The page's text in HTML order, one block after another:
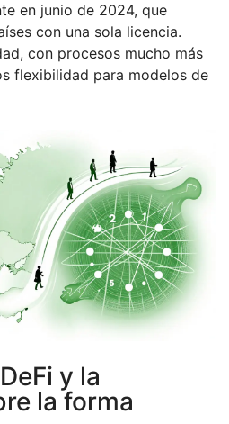
en junio de 2024, que
con una sola licencia.
con procesos mucho más
flexibilidad para modelos de
y la
la forma